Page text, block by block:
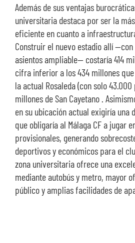
Además de sus ventajas
universitaria destaca por ser la
eficiente en cuanto a
Construir el nuevo estadio allí
asientos ampliable— costaría 414
cifra inferior a los 434 millones
la actual Rosaleda (con solo
millones de San Cayetano .
en su ubicación actual exigiría una
que obligaría al Málaga CF a jugar
provisionales, generando
deportivos y económicos para el
zona universitaria ofrece una
mediante autobús y metro, mayor
público y amplias facilidades de